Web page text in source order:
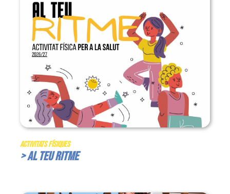
Activitats Físiques
> Al teu ritme